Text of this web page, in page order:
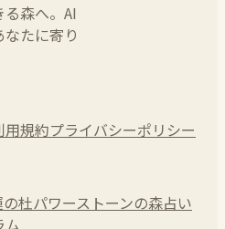
森へ。AI
たに寄り
用規約プライバシーポリシー
杜パワーストーンの森占い
ム